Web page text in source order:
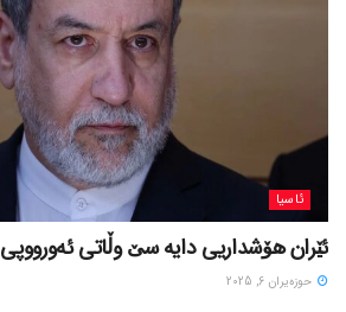
ئاسیا
ئێران هۆشداریی دایە سێ وڵاتی ئەورووپی
حوزه‌یران 6, 2025